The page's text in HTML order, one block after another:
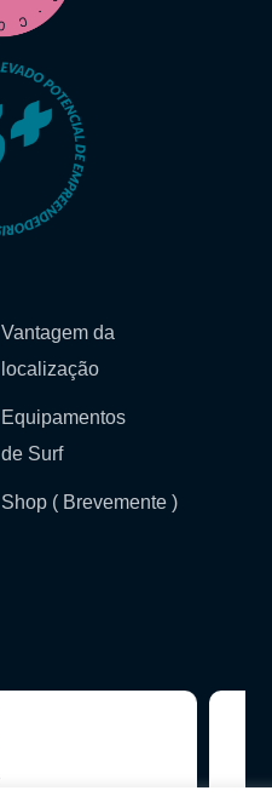
Vantagem da
localização
Equipamentos
de Surf
Shop ( Brevemente )